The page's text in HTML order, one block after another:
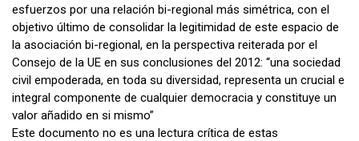
esfuerzos por una relación bi-regional más simétrica, con el
objetivo último de consolidar la legitimidad de este espacio de
la asociación bi-regional, en la perspectiva reiterada por el
Consejo de la UE en sus conclusiones del 2012: “una sociedad
civil empoderada, en toda su diversidad, representa un crucial e
integral componente de cualquier democracia y constituye un
valor añadido en si mismo”
Este documento no es una lectura crítica de estas